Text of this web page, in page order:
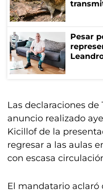
Pesar
Las declaraciones
anuncio realizado
Kicillof de la
regresar a las aulas
con escasa
El mandatario